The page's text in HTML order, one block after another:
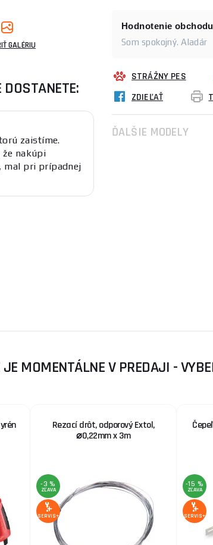
GALÉRIU
zaistíme.
že nakúpi
mal pri prípadnej
Hodnotenie obchodu
Som spokojný. Aladár
STRÁŽNY PES
ZDIEĽAŤ
ĎALŠIE MODELY
MOMENTÁLNE V PREDAJI -
Rezací drôt, odporový Extol,
⌀0,22mm x 3m
-3 %
ZĽAVA
SERVIS+
-15 %
ZĽAVA
SERVIS+